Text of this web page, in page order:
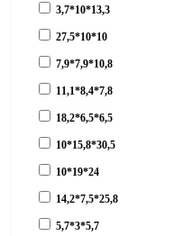
3,7*10*13,3
27,5*10*10
7,9*7,9*10,8
11,1*8,4*7,8
18,2*6,5*6,5
10*15,8*30,5
10*19*24
14,2*7,5*25,8
5,7*3*5,7